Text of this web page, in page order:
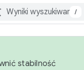
/
stabilność